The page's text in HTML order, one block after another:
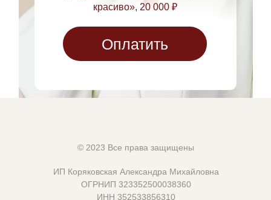
красиво», 20 000 ₽
Оплатить
© 2023 Все права защищены
ИП Коряковская Александра Михайловна
ОГРНИП 323352500038360
ИНН 352533856310